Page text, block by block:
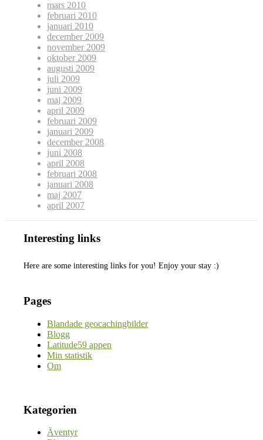
mars 2010
februari 2010
januari 2010
december 2009
november 2009
oktober 2009
augusti 2009
juli 2009
juni 2009
maj 2009
april 2009
februari 2009
januari 2009
december 2008
juni 2008
april 2008
februari 2008
januari 2008
maj 2007
april 2007
Interesting links
Here are some interesting links for you! Enjoy your stay :)
Pages
Blandade geocachingbilder
Blogg
Latitude59 appen
Min statistik
Om
Kategorien
Äventyr